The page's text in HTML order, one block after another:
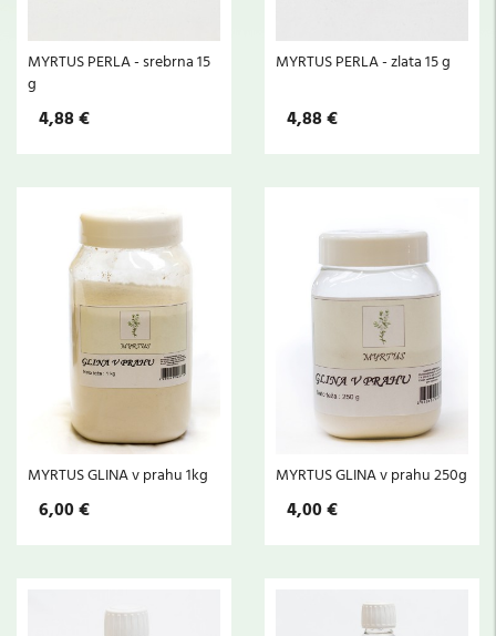
MYRTUS PERLA - srebrna 15
g
4,88 €
MYRTUS PERLA - zlata 15 g
4,88 €
MYRTUS GLINA v prahu 1kg
6,00 €
MYRTUS GLINA v prahu 250g
4,00 €